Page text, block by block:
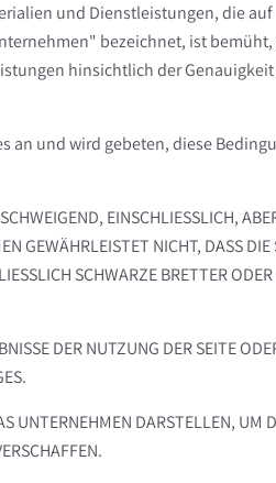
und Dienstleistungen, die
bezeichnet, ist
hinsichtlich der
an und wird gebeten, diese
EINSCHLIESSLICH,
NICHT, DASS DIE
SCHWARZE BRETTER ODER
DER NUTZUNG DER SEITE
UNTERNEHMEN DARSTELLEN, UM